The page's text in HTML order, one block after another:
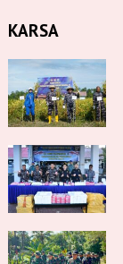
KARSA